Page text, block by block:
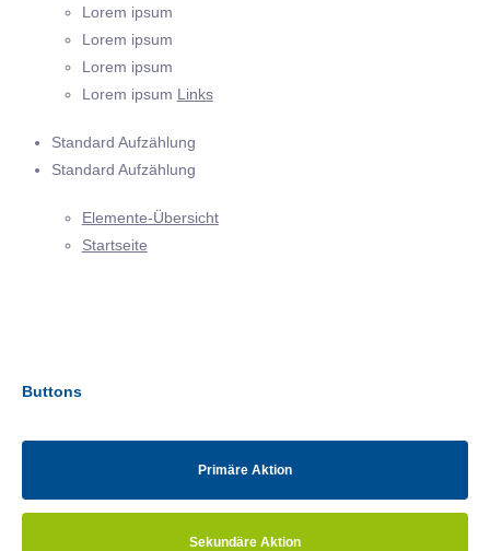
Lorem ipsum
Lorem ipsum
Lorem ipsum
Lorem ipsum Links
Standard Aufzählung
Standard Aufzählung
Elemente-Übersicht
Startseite
Buttons
Primäre Aktion
Sekundäre Aktion